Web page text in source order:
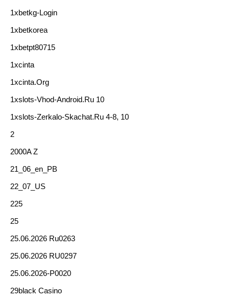
1xbetkg-Login
1xbetkorea
1xbetpt80715
1xcinta
1xcinta.org
1xslots-Vhod-Android.ru 10
1xslots-Zerkalo-Skachat.ru 4-8, 10
2
2000A Z
21_06_en_PB
22_07_US
225
25
25.06.2026 Ru0263
25.06.2026 RU0297
25.06.2026-P0020
29black Casino